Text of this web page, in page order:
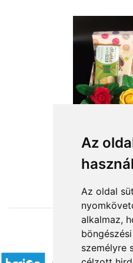
Az
használ
Az oldal
alkalmaz,
személyre
from
Accepted